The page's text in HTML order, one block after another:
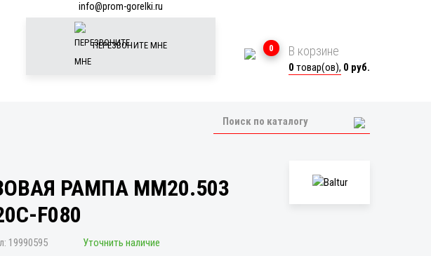
info@prom-gorelki.ru
ПЕРЕЗВОНИТЕ МНЕ 0 В корзине
0 товар(ов), 0 руб.
РАМПА MM20.503
F080
19990595
Уточнить наличие